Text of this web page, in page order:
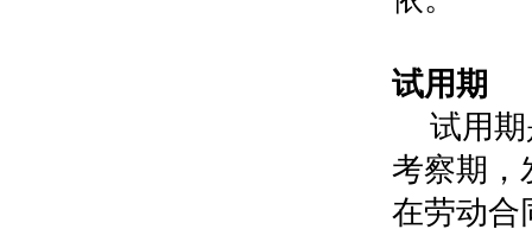
试用期
试用
考察期，
在劳动合